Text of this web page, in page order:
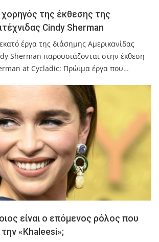
χορηγός της έκθεσης της
Cindy Sherman
έργα της διάσημης Αμερικανίδας
Sherman παρουσιάζονται στην έκθεση
at Cycladic: Πρώιμα έργα που…
είναι ο επόμενος ρόλος που
την «Khaleesi»;